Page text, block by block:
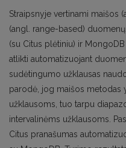
Straipsnyje vertinami maišos
(angl. range-based)
(su Citus plėtiniu) ir
atlikti automatizuojant
sudėtingumo užklausas
parodė, jog maišos metodas
užklausoms, tuo tarpu
intervalinėms užklausoms.
Citus pranašumas